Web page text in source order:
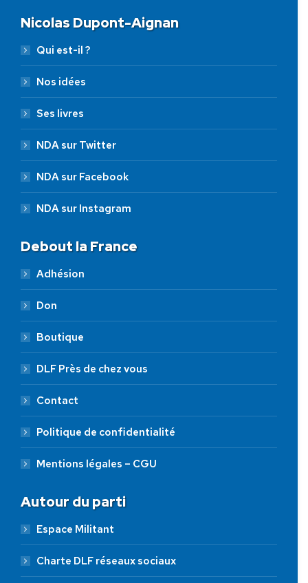
Nicolas Dupont-Aignan
Qui est-il ?
Nos idées
Ses livres
NDA sur Twitter
NDA sur Facebook
NDA sur Instagram
Debout la France
Adhésion
Don
Boutique
DLF Près de chez vous
Contact
Politique de confidentialité
Mentions légales – CGU
Autour du parti
Espace Militant
Charte DLF réseaux sociaux